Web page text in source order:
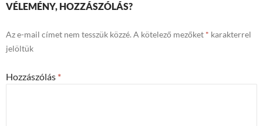
VÉLEMÉNY, HOZZÁSZÓLÁS?
Az e-mail címet nem tesszük közzé. A kötelező mezőket * karakterrel
jelöltük
Hozzászólás *